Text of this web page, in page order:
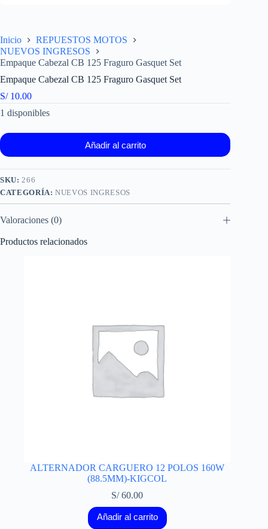
Inicio
REPUESTOS MOTOS
NUEVOS INGRESOS
Empaque Cabezal CB 125 Fraguro Gasquet Set
Empaque Cabezal CB 125 Fraguro Gasquet Set
S/10.00
1 disponibles
Añadir al carrito
SKU:266
CATEGORÍA:NUEVOS INGRESOS
Valoraciones (0)
Productos relacionados
ALTERNADOR CARGUERO 12 POLOS 160W
(88.5MM)-KIGCOL
S/60.00
Añadir al carrito